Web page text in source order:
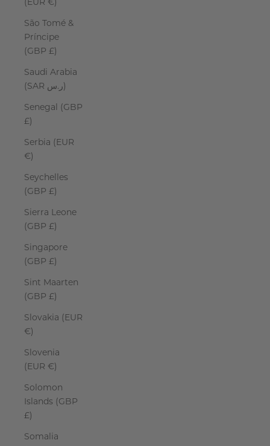
(EUR €)
São Tomé &
Príncipe
(GBP £)
Saudi Arabia
(SAR ر.س)
Senegal (GBP
£)
Serbia (EUR
€)
Seychelles
(GBP £)
Sierra Leone
(GBP £)
Singapore
(GBP £)
Sint Maarten
(GBP £)
Slovakia (EUR
€)
Slovenia
(EUR €)
Solomon
Islands (GBP
£)
Somalia